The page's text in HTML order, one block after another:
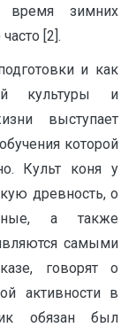
время зимних
[2].
и как
культуры и
выступает
которой
Культ коня у
древность, о
а также
самыми
говорят о
активности в
обязан был